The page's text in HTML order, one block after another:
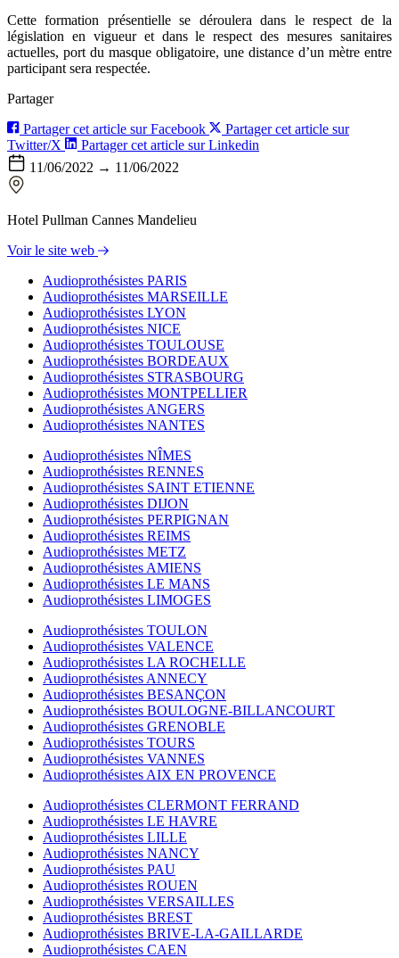
Cette formation présentielle se déroulera dans le respect de la
législation en vigueur et dans le respect des mesures sanitaires
actuelles, port du masque obligatoire, une distance d’un mètre entre
participant sera respectée.
Partager
Partager cet article sur Facebook
Partager cet article sur
Twitter/X
Partager cet article sur Linkedin
11/06/2022 → 11/06/2022
Hotel Pullman Cannes Mandelieu
Voir le site web
Audioprothésistes PARIS
Audioprothésistes MARSEILLE
Audioprothésistes LYON
Audioprothésistes NICE
Audioprothésistes TOULOUSE
Audioprothésistes BORDEAUX
Audioprothésistes STRASBOURG
Audioprothésistes MONTPELLIER
Audioprothésistes ANGERS
Audioprothésistes NANTES
Audioprothésistes NÎMES
Audioprothésistes RENNES
Audioprothésistes SAINT ETIENNE
Audioprothésistes DIJON
Audioprothésistes PERPIGNAN
Audioprothésistes REIMS
Audioprothésistes METZ
Audioprothésistes AMIENS
Audioprothésistes LE MANS
Audioprothésistes LIMOGES
Audioprothésistes TOULON
Audioprothésistes VALENCE
Audioprothésistes LA ROCHELLE
Audioprothésistes ANNECY
Audioprothésistes BESANÇON
Audioprothésistes BOULOGNE-BILLANCOURT
Audioprothésistes GRENOBLE
Audioprothésistes TOURS
Audioprothésistes VANNES
Audioprothésistes AIX EN PROVENCE
Audioprothésistes CLERMONT FERRAND
Audioprothésistes LE HAVRE
Audioprothésistes LILLE
Audioprothésistes NANCY
Audioprothésistes PAU
Audioprothésistes ROUEN
Audioprothésistes VERSAILLES
Audioprothésistes BREST
Audioprothésistes BRIVE-LA-GAILLARDE
Audioprothésistes CAEN